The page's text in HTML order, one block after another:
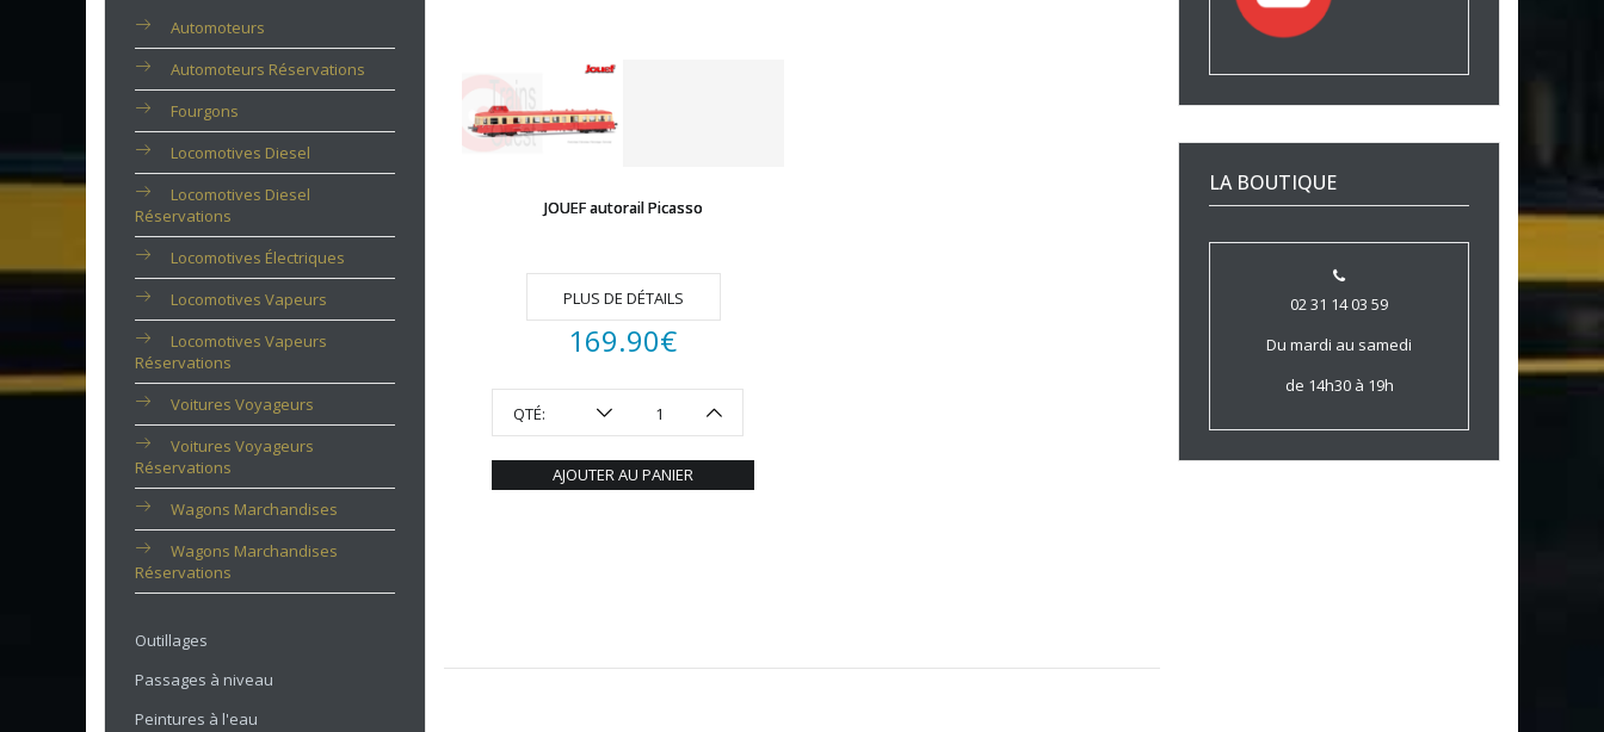
Automoteurs
Automoteurs Réservations
Fourgons
Locomotives Diesel
Locomotives Diesel
Réservations
Locomotives Électriques
Locomotives Vapeurs
Locomotives Vapeurs
Réservations
Voitures Voyageurs
Voitures Voyageurs
Réservations
Wagons Marchandises
Wagons Marchandises
Réservations
Outillages
Passages à niveau
Peintures à l'eau
JOUEF autorail Picasso
PLUS DE DÉTAILS
169.90€
QTÉ:
AJOUTER AU PANIER
LA BOUTIQUE
02 31 14 03 59
Du mardi au samedi
de 14h30 à 19h